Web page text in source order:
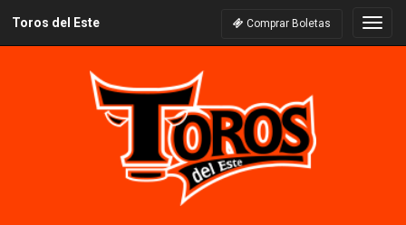
Toros del Este Comprar Boletas